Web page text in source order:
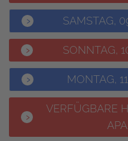
SAMSTAG,
SONNTAG,
MONTAG,
VERFÜGBARE